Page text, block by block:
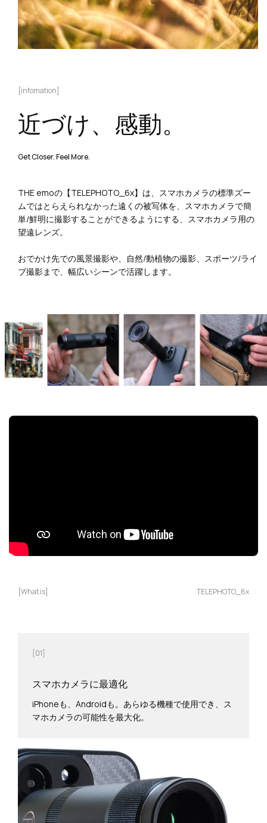
[infomation]
近づけ、感動。
Get Closer. Feel More.
THE emoの【TELEPHOTO_6x】は、スマホカメラの標準ズー
ムではとらえられなかった遠くの被写体を、スマホカメラで簡
単/鮮明に撮影することができるようにする、スマホカメラ用の
望遠レンズ。
おでかけ先での風景撮影や、自然/動植物の撮影、スポーツ/ライ
ブ撮影まで、幅広いシーンで活躍します。
[What is] TELEPHOTO_6x
[01]
スマホカメラに最適化
iPhoneも、Androidも。あらゆる機種で使用でき、ス
マホカメラの可能性を最大化。